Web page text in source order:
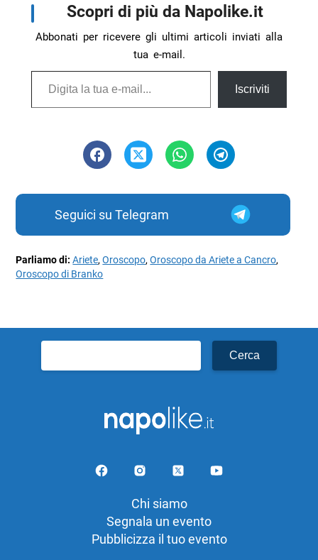
Scopri di più da Napolike.it
Abbonati per ricevere gli ultimi articoli inviati alla
tua e-mail.
Digita la tua e-mail...
Iscriviti
Seguici su Telegram
Parliamo di:Ariete,Oroscopo,Oroscopo da Ariete a Cancro,
Oroscopo di Branko
per:
Chi siamo
Segnala un evento
Pubblicizza il tuo evento